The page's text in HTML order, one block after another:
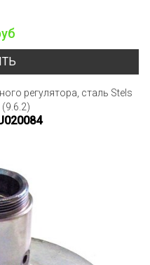
регулятора, сталь Stels